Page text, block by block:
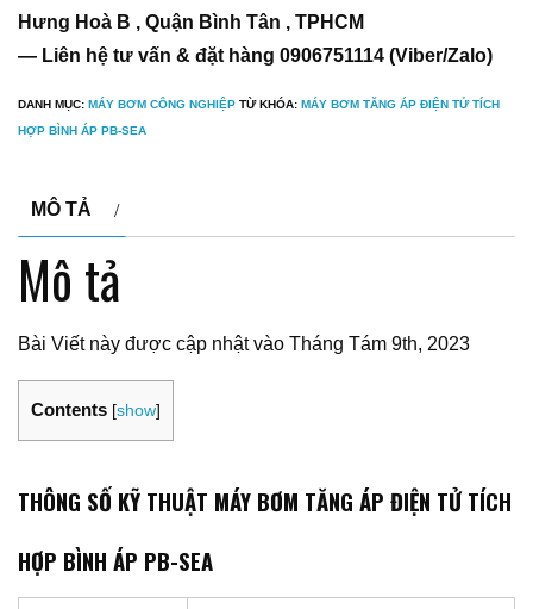
Hưng Hoà B , Quận Bình Tân , TPHCM
— Liên hệ tư vấn & đặt hàng 0906751114 (Viber/Zalo)
DANH MỤC: MÁY BƠM CÔNG NGHIỆP TỪ KHÓA: MÁY BƠM TĂNG ÁP ĐIỆN TỬ TÍCH
HỢP BÌNH ÁP PB-SEA
MÔ TẢ
Mô tả
Bài Viết này được cập nhật vào Tháng Tám 9th, 2023
Contents [show]
THÔNG SỐ KỸ THUẬT MÁY BƠM TĂNG ÁP ĐIỆN TỬ TÍCH
HỢP BÌNH ÁP PB-SEA